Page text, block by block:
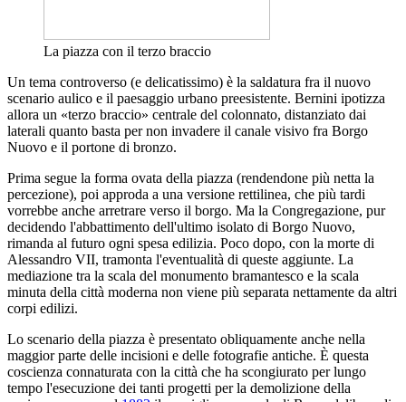
La piazza con il terzo braccio
Un tema controverso (e delicatissimo) è la saldatura fra il nuovo
scenario aulico e il paesaggio urbano preesistente. Bernini ipotizza
allora un «terzo braccio» centrale del colonnato, distanziato dai
laterali quanto basta per non invadere il canale visivo fra Borgo
Nuovo e il portone di bronzo.
Prima segue la forma ovata della piazza (rendendone più netta la
percezione), poi approda a una versione rettilinea, che più tardi
vorrebbe anche arretrare verso il borgo. Ma la Congregazione, pur
decidendo l'abbattimento dell'ultimo isolato di Borgo Nuovo,
rimanda al futuro ogni spesa edilizia. Poco dopo, con la morte di
Alessandro VII, tramonta l'eventualità di queste aggiunte. La
mediazione tra la scala del monumento bramantesco e la scala
minuta della città moderna non viene più separata nettamente da altri
corpi edilizi.
Lo scenario della piazza è presentato obliquamente anche nella
maggior parte delle incisioni e delle fotografie antiche. È questa
coscienza connaturata con la città che ha scongiurato per lungo
tempo l'esecuzione dei tanti progetti per la demolizione della